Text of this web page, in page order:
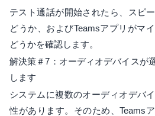
テスト通話が開始されたら、スピ
どうか、およびTeamsアプリがマ
どうかを確認します。
解決策＃7：オーディオデバイスが
します
システムに複数のオーディオデバ
性があります。そのため、Teams